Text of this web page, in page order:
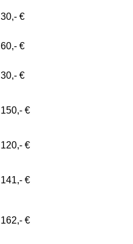
30,- €
60,- €
30,- €
150,- €
120,- €
141,- €
162,- €